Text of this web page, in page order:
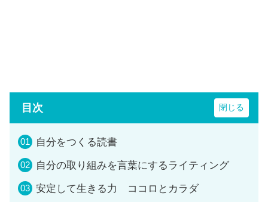
目次
自分をつくる読書
自分の取り組みを言葉にするライティング
安定して生きる力 ココロとカラダ